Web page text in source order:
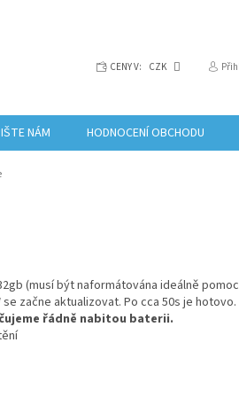
CENY V: CZK
NÁM HODNOCENÍ OBCHODU
(musí být naformátována ideálně
začne aktualizovat. Po cca 50s je hotovo.
řádně nabitou baterii.